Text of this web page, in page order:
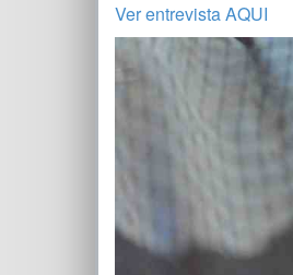
Ver entrevista AQUI